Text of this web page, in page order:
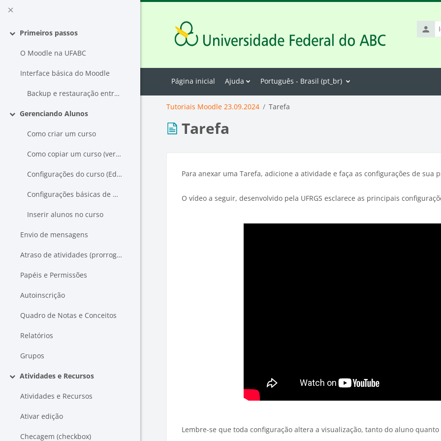
Ir para o conteúdo principal
Primeiros passos
O Moodle na UFABC
Interface básica do Moodle
Backup e restauração entre instâncias
Gerenciando Alunos
Como criar um curso
Como copiar um curso (versão 4.1)
Configurações do curso (Editar ou Criar)
Configurações básicas de um curso (Geral)
Inserir alunos no curso
Envio de mensagens
Atraso de atividades (prorrogar data)
Papéis e Permissões
Autoinscrição
Quadro de Notas e Conceitos
Relatórios
Grupos
Atividades e Recursos
Atividades e Recursos
Ativar edição
Checagem (checkbox)
Página inicial Ajuda Português - Brasil ‎(pt_br)‎
Tutoriais Moodle 23.09.2024 Tarefa
Tarefa
Para anexar uma Tarefa, adicione a atividade e faça as configurações de sua
O vídeo a seguir, desenvolvido pela UFRGS esclarece as principais
Lembre-se que toda configuração altera a visualização, tanto do aluno